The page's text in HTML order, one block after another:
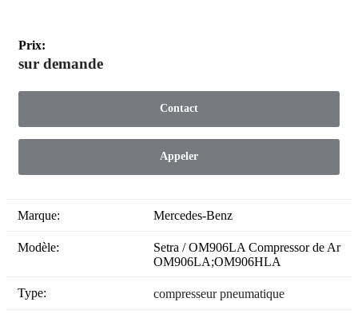
Prix:
sur demande
Contact
Appeler
Marque: Mercedes-Benz
Modèle:
Setra / OM906LA Compressor de Ar
OM906LA;OM906HLA
Type: compresseur pneumatique